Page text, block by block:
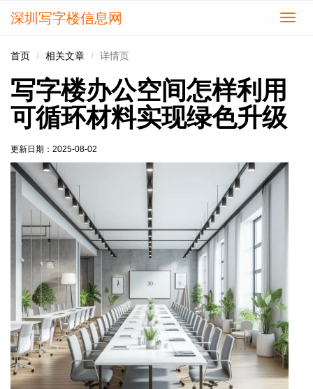
切
深圳写字楼信息网
首页 相关文章 详情页
写字楼办公空间怎样利用
可循环材料实现绿色升级
更新日期： 2025-08-02